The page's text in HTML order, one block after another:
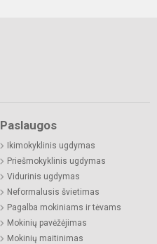
Paslaugos
Ikimokyklinis ugdymas
Priešmokyklinis ugdymas
Vidurinis ugdymas
Neformalusis švietimas
Pagalba mokiniams ir tėvams
Mokinių pavėžėjimas
Mokinių maitinimas